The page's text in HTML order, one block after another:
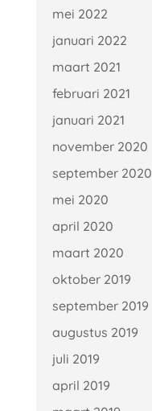
mei 2022
januari 2022
maart 2021
februari 2021
januari 2021
november 2020
september 2020
mei 2020
april 2020
maart 2020
oktober 2019
september 2019
augustus 2019
juli 2019
april 2019